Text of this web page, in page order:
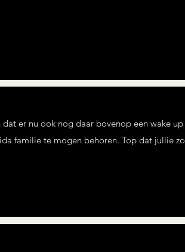
er nu ook nog daar bovenop een wake up
familie te mogen behoren. Top dat jullie zo